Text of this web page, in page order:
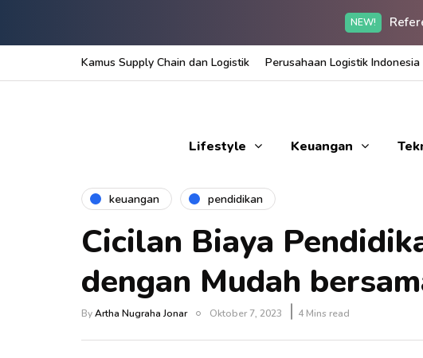
NEW!
Kamus Supply Chain dan Logistik Perusahaan Logistik Indonesia
Lifestyle Keuangan
keuangan pendidikan
Cicilan Biaya
dengan Mudah
ByArtha Nugraha Jonar Oktober 7, 2023 4 Mins read